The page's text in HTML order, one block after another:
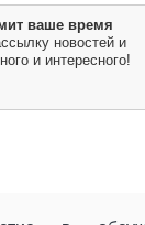
ваше время
новостей и
и интересного!